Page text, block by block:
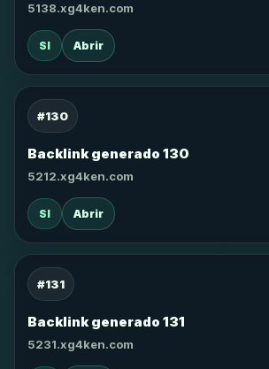
5138.xg4ken.com
SI Abrir
#130
Backlink generado 130
5212.xg4ken.com
SI Abrir
#131
Backlink generado 131
5231.xg4ken.com